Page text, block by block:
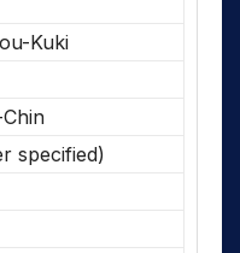
Kuki
specified)